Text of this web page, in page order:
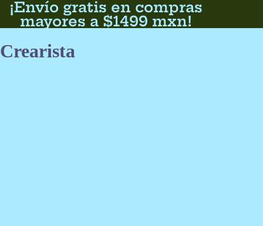
¡Envío gratis en compras
mayores a $1499 mxn!
Crearista